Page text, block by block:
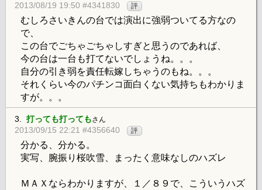
2013/08/19 19:50 #4341830 評
むしろさいきんの台では演出に強弱ついてる方なの
で、
この台でごちゃごちゃしすぎと思うのであれば、
今の台は一台も打てないでしょうね。。。
自分の引き弱を責任転嫁しちゃうのもね。。。
それくらい今のパチンコ面白くない気持ちもわかりま
すが。。。
3. 打っても打ってもさん
2013/09/15 22:21 #4356640 評
分かる、分かる。
実写、腕振り桜吹雪、まったく意味なしのハズレ
ＭＡＸならわかりますが、１／８９で、こういうハズ